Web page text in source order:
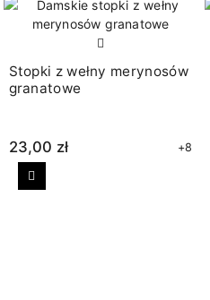
Stopki z wełny merynosów
granatowe
23,00 zł +8
Poprzedni